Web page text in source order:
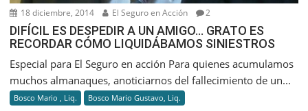
18 diciembre, 2014 El Seguro en Acción 2
DIFÍCIL ES DESPEDIR A UN AMIGO… GRATO ES
RECORDAR CÓMO LIQUIDÁBAMOS SINIESTROS
Especial para El Seguro en acción Para quienes acumulamos
muchos almanaques, anoticiarnos del fallecimiento de un...
Bosco Mario , Liq. Bosco Mario Gustavo, Liq.